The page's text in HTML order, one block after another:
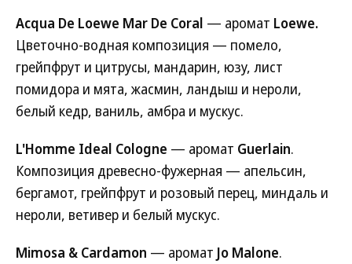
Acqua De Loewe Mar De Coral — аромат Loewe.
Цветочно-водная композиция — помело,
грейпфрут и цитрусы, мандарин, юзу, лист
помидора и мята, жасмин, ландыш и нероли,
белый кедр, ваниль, амбра и мускус.
L'Homme Ideal Cologne — аромат Guerlain.
Композиция древесно-фужерная — апельсин,
бергамот, грейпфрут и розовый перец, миндаль и
нероли, ветивер и белый мускус.
Mimosa & Cardamon — аромат Jo Malone.